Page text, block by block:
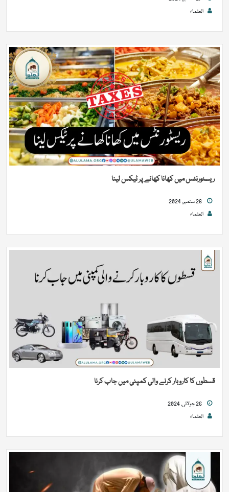
العلماء
ریسٹورنٹس میں کھانا کھانے پر ٹیکس لینا
العلماء
قسطوں کا کاروبار کرنے والی کمپنی میں جاب کرنا
العلماء